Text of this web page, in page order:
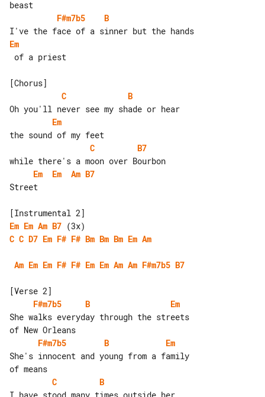
F#m7b5
B
Em
C
B
Em
C
B7
Em
Em Am B7
Street
Em Em Am B7
C C D7 Em F# F# Bm Bm Bm Em Am
Am Em Em F# F# Em Em Am Am F#m7b5 B7
F#m7b5
B
Em
She walks everyday through the streets
F#m7b5
B
Em
She's innocent and young from a family
C
B